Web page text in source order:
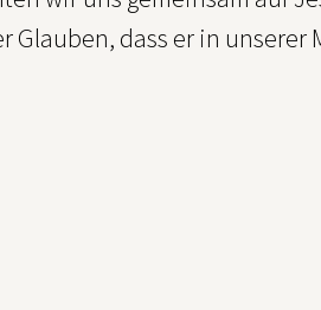
Glauben, dass er in